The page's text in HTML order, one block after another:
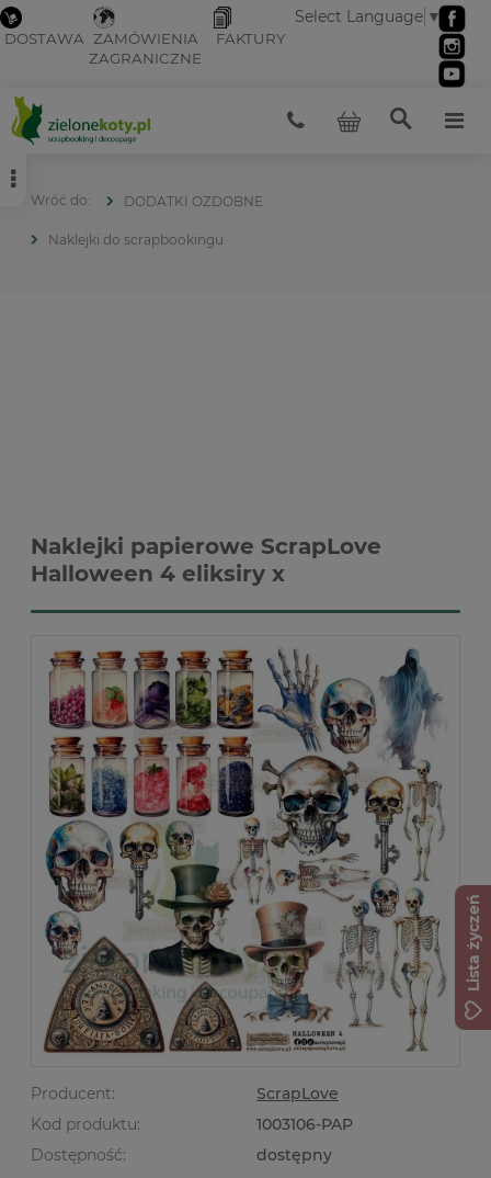
DOSTAWA ZAMÓWIENIA
ZAGRANICZNE
FAKTURY
Select Language ▼
DODATKI OZDOBNE
Naklejki do scrapbookingu
Naklejki papierowe ScrapLove
Halloween 4 eliksiry x
Producent:
ScrapLove
Kod produktu:
1003106-PAP
Dostępność:
dostępny
Lista życzeń